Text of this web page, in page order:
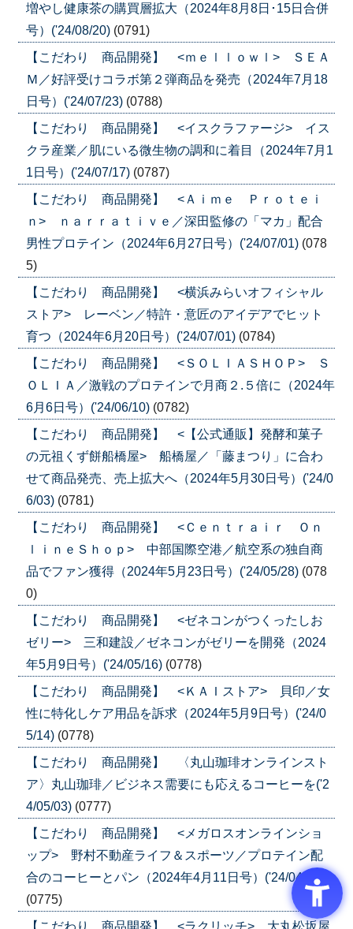
増やし健康茶の購買層拡大（2024年8月8日･15日合併
号）('24/08/20) (0791)
【こだわり 商品開発】 <ｍｅｌｌｏｗｌ> ＳＥＡ
Ｍ／好評受けコラボ第２弾商品を発売（2024年7月18
日号）('24/07/23) (0788)
【こだわり 商品開発】 <イスクラファージ> イス
クラ産業／肌にいる微生物の調和に着目（2024年7月1
1日号）('24/07/17) (0787)
【こだわり 商品開発】 <Ａｉｍｅ Ｐｒｏｔｅｉ
ｎ> ｎａｒｒａｔｉｖｅ／深田監修の「マカ」配合
男性プロテイン（2024年6月27日号）('24/07/01) (078
5)
【こだわり 商品開発】 <横浜みらいオフィシャル
ストア> レーベン／特許・意匠のアイデアでヒット
育つ（2024年6月20日号）('24/07/01) (0784)
【こだわり 商品開発】 <ＳＯＬＩＡＳＨＯＰ> Ｓ
ＯＬＩＡ／激戦のプロテインで月商２.５倍に（2024年
6月6日号）('24/06/10) (0782)
【こだわり 商品開発】 <【公式通販】発酵和菓子
の元祖くず餅船橋屋> 船橋屋／「藤まつり」に合わ
せて商品発売、売上拡大へ（2024年5月30日号）('24/0
6/03) (0781)
【こだわり 商品開発】 <Ｃｅｎｔｒａｉｒ Ｏｎ
ｌｉｎｅＳｈｏｐ> 中部国際空港／航空系の独自商
品でファン獲得（2024年5月23日号）('24/05/28) (078
0)
【こだわり 商品開発】 <ゼネコンがつくったしお
ゼリー> 三和建設／ゼネコンがゼリーを開発（2024
年5月9日号）('24/05/16) (0778)
【こだわり 商品開発】 <ＫＡＩストア> 貝印／女
性に特化しケア用品を訴求（2024年5月9日号）('24/0
5/14) (0778)
【こだわり 商品開発】 〈丸山珈琲オンラインスト
ア〉丸山珈琲／ビジネス需要にも応えるコーヒーを('2
4/05/03) (0777)
【こだわり 商品開発】 <メガロスオンラインショ
ップ> 野村不動産ライフ＆スポーツ／プロテイン配
合のコーヒーとパン（2024年4月11日号）('24/04/16)
(0775)
【こだわり 商品開発】 <ラクリッチ> 大丸松坂屋